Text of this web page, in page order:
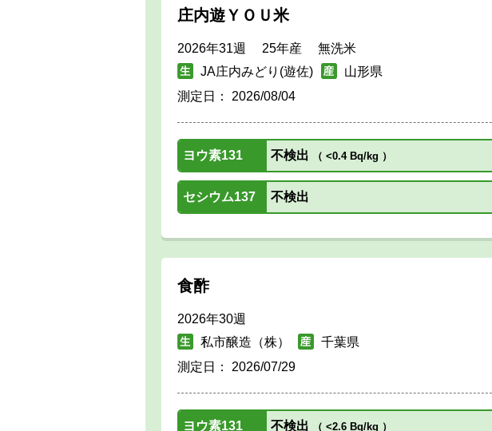
庄内遊ＹＯＵ米
2026年31週 25年産 無洗米
JA庄内みどり(遊佐)
山形県
測定日： 2026/08/04
ヨウ素131 不検出 （ <0.4 Bq/kg ）
セシウム137 不検出
食酢
2026年30週
私市醸造（株）
千葉県
測定日： 2026/07/29
ヨウ素131 不検出 （ <2.6 Bq/kg ）